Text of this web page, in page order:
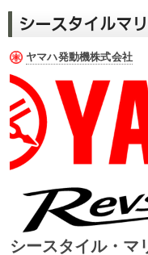
シースタイルマ